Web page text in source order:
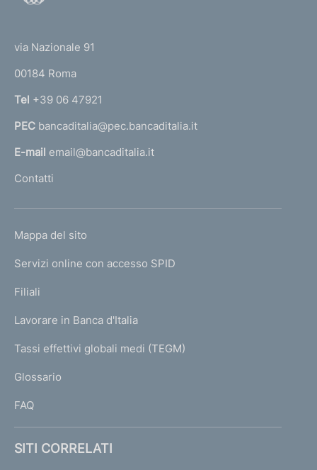
r
n
a
l
'
m
e
a
g
via Nazionale 91
00184 Roma
Tel +39 06 47921
PEC bancaditalia@pec.bancaditalia.it
E-mail email@bancaditalia.it
Contatti
L
N
K
T
I
I
Mappa del sito
Servizi online con accesso SPID
Filiali
Lavorare in Banca d'Italia
Tassi effettivi globali medi (TEGM)
Glossario
FAQ
SITI CORRELATI